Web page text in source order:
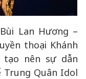
Lan Hương –
thoại Khánh
tạo nên sự dẫn
Quân Idol